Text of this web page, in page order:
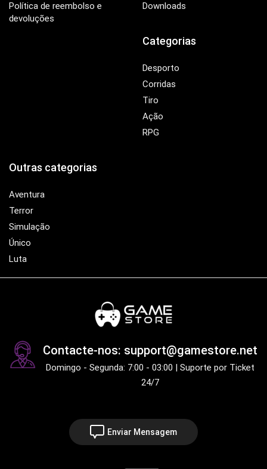
Política de reembolso e
devoluções
Downloads
Categorias
Desporto
Corridas
Tiro
Ação
RPG
Outras categorias
Aventura
Terror
Simulação
Único
Luta
Contacte-nos: support@gamestore.net
Domingo - Segunda: 7:00 - 03:00 | Suporte por Ticket
24/7
Enviar Mensagem